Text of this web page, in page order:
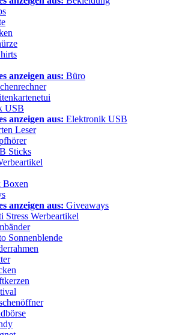
anzeigen aus: Büro
USB
anzeigen aus: Elektronik USB
Leser
Sticks
Boxen
anzeigen aus: Giveaways
Stress Werbeartikel
Sonnenblende